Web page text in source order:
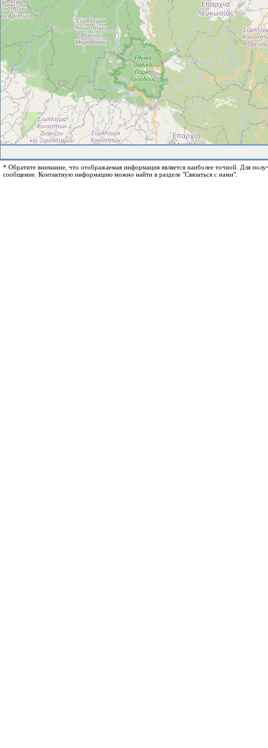
* Обратите внимание, что отображаемая информация является наиболее точной. Для
сообщение. Контактную информацию можно найти в разделе "Связаться с нами".